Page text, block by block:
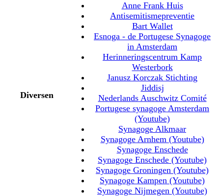
Diversen
Anne Frank Huis
Antisemitismepreventie
Bart Wallet
Esnoga - de Portugese Synagoge
in Amsterdam
Herinneringscentrum Kamp
Westerbork
Janusz Korczak Stichting
Jiddisj
Nederlands Auschwitz Comité
Portugese synagoge Amsterdam
(Youtube)
Synagoge Alkmaar
Synagoge Arnhem (Youtube)
Synagoge Enschede
Synagoge Enschede (Youtube)
Synagoge Groningen (Youtube)
Synagoge Kampen (Youtube)
Synagoge Nijmegen (Youtube)